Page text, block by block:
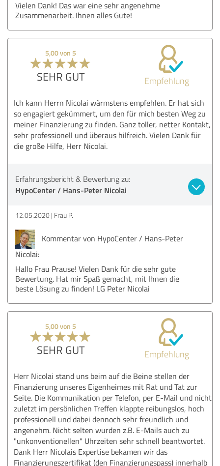
Vielen Dank! Das war eine sehr angenehme
Zusammenarbeit. Ihnen alles Gute!
5,00 von 5
SEHR GUT Empfehlung
Ich kann Herrn Nicolai wärmstens empfehlen. Er hat sich
so engagiert gekümmert, um den für mich besten Weg zu
meiner Finanzierung zu finden. Ganz toller, netter Kontakt,
sehr professionell und überaus hilfreich. Vielen Dank für
die große Hilfe, Herr Nicolai.
Erfahrungsbericht & Bewertung zu:
HypoCenter / Hans-Peter Nicolai
12.05.2020 Frau P.
Kommentar von HypoCenter / Hans-Peter
Nicolai:
Hallo Frau Prause! Vielen Dank für die sehr gute
Bewertung. Hat mir Spaß gemacht, mit Ihnen die
beste Lösung zu finden! LG Peter Nicolai
5,00 von 5
SEHR GUT Empfehlung
Herr Nicolai stand uns beim auf die Beine stellen der
Finanzierung unseres Eigenheimes mit Rat und Tat zur
Seite. Die Kommunikation per Telefon, per E-Mail und nicht
zuletzt im persönlichen Treffen klappte reibungslos, hoch
professionell und dabei dennoch sehr freundlich und
angenehm. Nicht selten wurden z.B. E-Mails auch zu
"unkonventionellen" Uhrzeiten sehr schnell beantwortet.
Dank Herr Nicolais Expertise bekamen wir das
Finanzierungszertifikat (den Finanzierungspass) innerhalb